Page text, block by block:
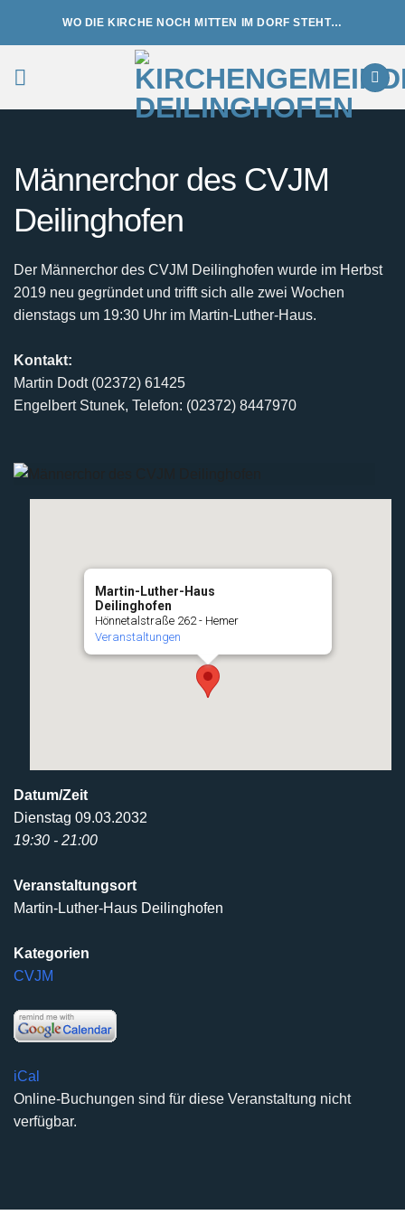
WO DIE KIRCHE NOCH MITTEN IM DORF STEHT…
Männerchor des CVJM
Deilinghofen
Der Männerchor des CVJM Deilinghofen wurde im Herbst
2019 neu gegründet und trifft sich alle zwei Wochen
dienstags um 19:30 Uhr im Martin-Luther-Haus.
Kontakt:
Martin Dodt (02372) 61425
Engelbert Stunek, Telefon: (02372) 8447970
Martin-Luther-Haus
Deilinghofen
Hönnetalstraße 262 - Hemer
Veranstaltungen
Datum/Zeit
Dienstag 09.03.2032
19:30 - 21:00
Veranstaltungsort
Martin-Luther-Haus Deilinghofen
Kategorien
CVJM
iCal
Online-Buchungen sind für diese Veranstaltung nicht
verfügbar.